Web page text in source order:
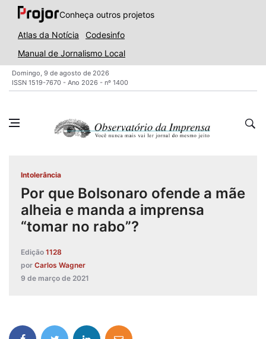
Conheça outros projetos
Atlas da Notícia
Codesinfo
Manual de Jornalismo Local
Domingo, 9 de agosto de 2026
ISSN 1519-7670 - Ano 2026 - nº 1400
Intolerância
Por que Bolsonaro ofende a mãe
alheia e manda a imprensa
“tomar no rabo”?
Edição 1128
por Carlos Wagner
9 de março de 2021